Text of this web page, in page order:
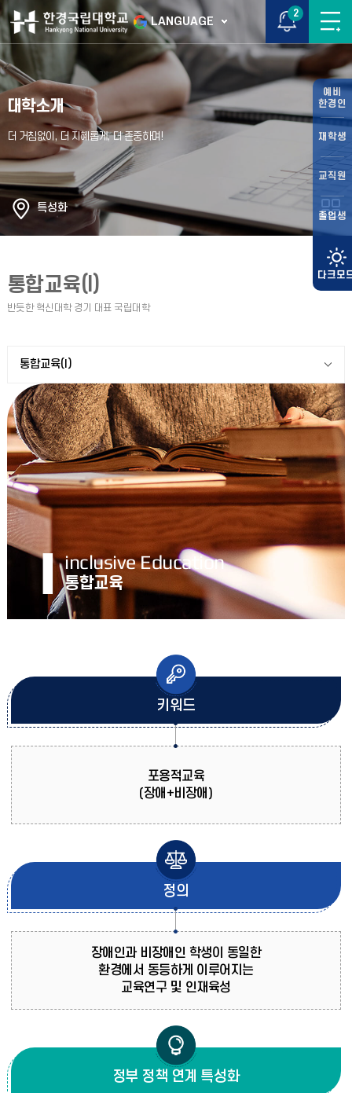
LANGUAGE
2
예비
한경인
재학생
교직원
졸업생
대학소개
특성화
통합교육(I)
통합교육(I)
I inclusive Education
통합교육
키워드
포용적교육
(장애+비장애)
정의
장애인과 비장애인 학생이 동일한
환경에서 동등하게 이루어지는
교육연구 및 인재육성
정부 정책 연계 특성화